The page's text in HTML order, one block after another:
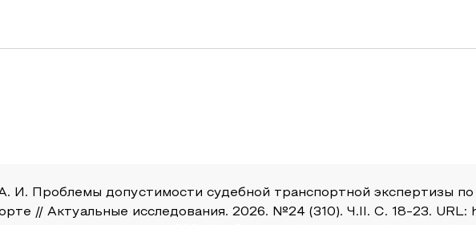
И. Проблемы допустимости судебной транспортной экспертизы
// Актуальные исследования. 2026. №24 (310). Ч.II. С. 18-23.